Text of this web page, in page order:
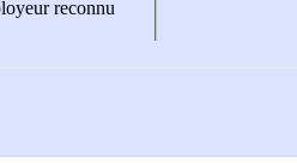
reconnu